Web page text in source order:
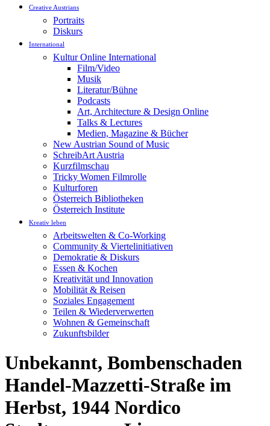
Creative Austrians
Portraits
Diskurs
International
Kultur Online International
Film/Video
Musik
Literatur/Bühne
Podcasts
Art, Architecture & Design Online
Talks & Lectures
Medien, Magazine & Bücher
New Austrian Sound of Music
SchreibArt Austria
Kurzfilmschau
Tricky Women Filmrolle
Kulturforen
Österreich Bibliotheken
Österreich Institute
Kreativ leben
Arbeitswelten & Co-Working
Community & Viertelinitiativen
Demokratie & Diskurs
Essen & Kochen
Kreativität und Innovation
Mobilität & Reisen
Soziales Engagement
Teilen & Wiederverwerten
Wohnen & Gemeinschaft
Zukunftsbilder
Unbekannt, Bombenschaden
Handel-Mazzetti-Straße im
Herbst, 1944 Nordico